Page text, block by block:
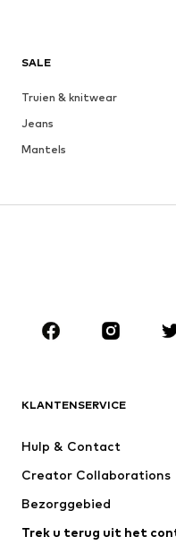
SALE
Truien & knitwear
Jeans
Mantels
Rokken
Accessoires
Nieuw
Ondergoed
Mantels
KLANTENSERVICE
Hulp & Contact
Creator Collaborations
Bezorggebied
Trek u terug uit het